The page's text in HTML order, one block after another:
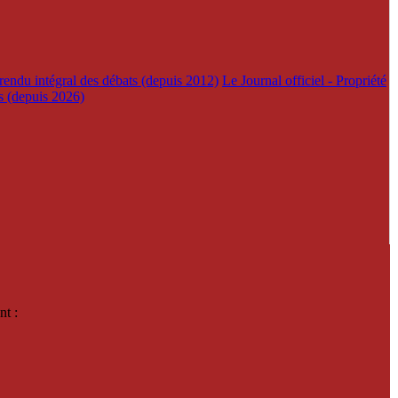
intégral des débats (depuis 2012) Le Journal officiel - Propriété
(depuis 2026)
: